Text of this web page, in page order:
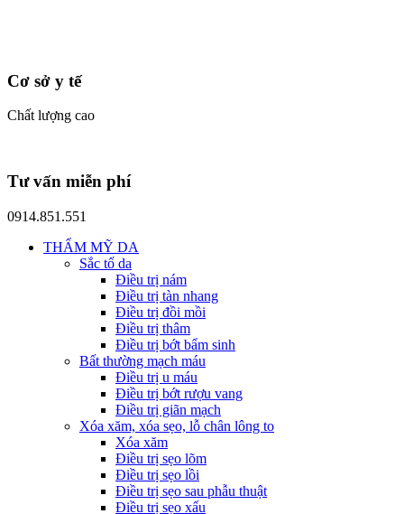
Cơ sở y tế
Chất lượng cao
Tư vấn miễn phí
0914.851.551
THẨM MỸ DA
Sắc tố da
Điều trị nám
Điều trị tàn nhang
Điều trị đồi mồi
Điều trị thâm
Điều trị bớt bẩm sinh
Bất thường mạch máu
Điều trị u máu
Điều trị bớt rượu vang
Điều trị giãn mạch
Xóa xăm, xóa sẹo, lỗ chân lông to
Xóa xăm
Điều trị sẹo lõm
Điều trị sẹo lồi
Điều trị sẹo sau phẫu thuật
Điều trị sẹo xấu